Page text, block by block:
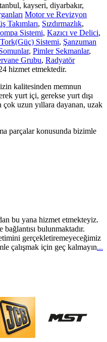
kayseri, diyarbakır,
Motor ve Revizyon
Takımları, Sızdırmazlık,
Sistemi, Kazıcı ve Delici,
Tork(Güç) Sistemi, Şanzuman
, Pimler Sekmanlar,
Grubu, Radyatör
hizmet etmektedir.
kalitesinden memnun
yurt içi, gerekse yurt dışı
çok uzun yıllara dayanan, uzak
parçalar konusunda bizimle
bu yana hizmet etmekteyiz.
bulunmaktadır.
gerçekletiremeyeceğimiz
çalışmak için geç kalmayın...